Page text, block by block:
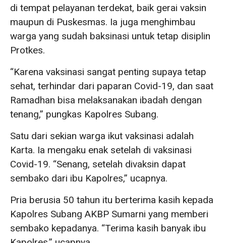
di tempat pelayanan terdekat, baik gerai vaksin
maupun di Puskesmas. Ia juga menghimbau
warga yang sudah baksinasi untuk tetap disiplin
Protkes.
“Karena vaksinasi sangat penting supaya tetap
sehat, terhindar dari paparan Covid-19, dan saat
Ramadhan bisa melaksanakan ibadah dengan
tenang,” pungkas Kapolres Subang.
Satu dari sekian warga ikut vaksinasi adalah
Karta. Ia mengaku enak setelah di vaksinasi
Covid-19. “Senang, setelah divaksin dapat
sembako dari ibu Kapolres,” ucapnya.
Pria berusia 50 tahun itu berterima kasih kepada
Kapolres Subang AKBP Sumarni yang memberi
sembako kepadanya. “Terima kasih banyak ibu